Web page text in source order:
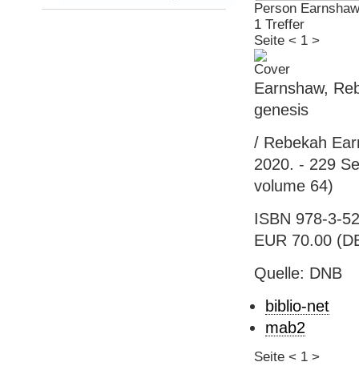
Person
1 Treffer
Seite < 1 >
Earnshaw,
genesis
/ Rebekah
2020. - 229
volume 64)
ISBN 978-3-
EUR 70.00
Quelle: DNB
biblio-net
mab2
Seite < 1 >